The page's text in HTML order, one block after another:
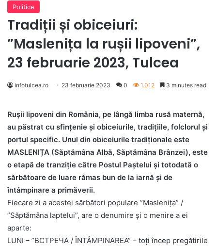
Politice
Tradiții și obiceiuri:
”Maslenița la rușii lipoveni”,
23 februarie 2023, Tulcea
infotulcea.ro 23 februarie 2023 0 1.012 3 minutes read
Rușii lipoveni din România, pe lângă limba rusă maternă,
au păstrat cu sfințenie și obiceiurile, tradițiile, folclorul și
portul specific. Unul din obiceiurile tradiționale este
MASLENIȚA (Săptămâna Albă, Săptămâna Brânzei), este
o etapă de tranziție către Postul Paștelui și totodată o
sărbătoare de luare rămas bun de la iarnă și de
întâmpinare a primăverii.
Fiecare zi a acestei sărbători populare ”Maslenița” /
”Săptămâna laptelui”, are o denumire și o menire a ei
aparte:
LUNI – ”BСТРЕЧА / ÎNTÂMPINAREA” – toți încep pregătirile